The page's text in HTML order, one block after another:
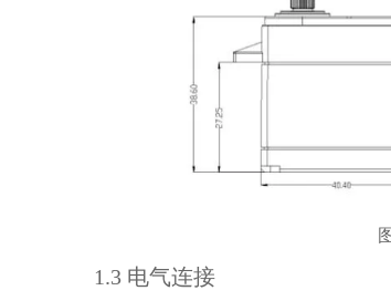
图
1 .3 电气连接